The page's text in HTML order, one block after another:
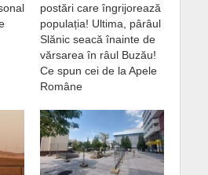
postări care îngrijorează
populația! Ultima, pârâul
Slănic seacă înainte de
vărsarea în râul Buzău!
Ce spun cei de la Apele
Române